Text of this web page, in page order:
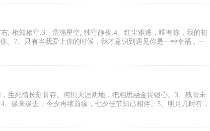
, 相知相守.3、浩瀚星空, 独守静夜.4、红尘难逃，唯有你，我的初
。7、只有当我爱上你的时候，我才意识到遇见你是一种幸福，一
生死情长刻骨存。何惧天涯两地，把相思融金骨银心。3、残雪未
缘来缘去，今夕再续前缘，七夕佳节知己相伴。5、明月几时有，